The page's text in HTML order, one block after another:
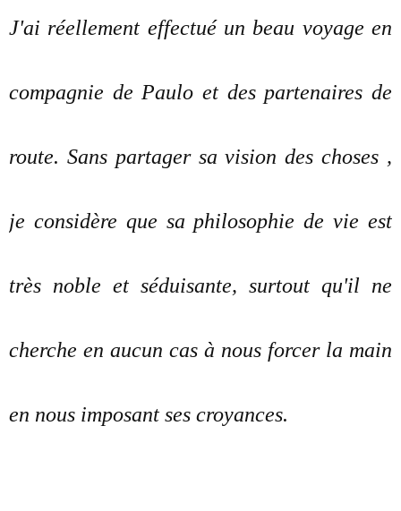
J'ai réellement effectué un beau voyage en
compagnie de Paulo et des partenaires de
route. Sans partager sa vision des choses ,
je considère que sa philosophie de vie est
très noble et séduisante, surtout qu'il ne
cherche en aucun cas à nous forcer la main
en nous imposant ses croyances.